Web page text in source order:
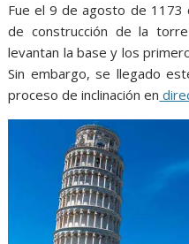
Fue el 9 de agosto de 1173
de construcción de la
levantan la base y los
Sin embargo, se llegado
proceso de inclinación en